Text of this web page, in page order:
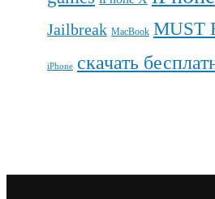
Jailbreak MacBook MUST
iPhone скачать